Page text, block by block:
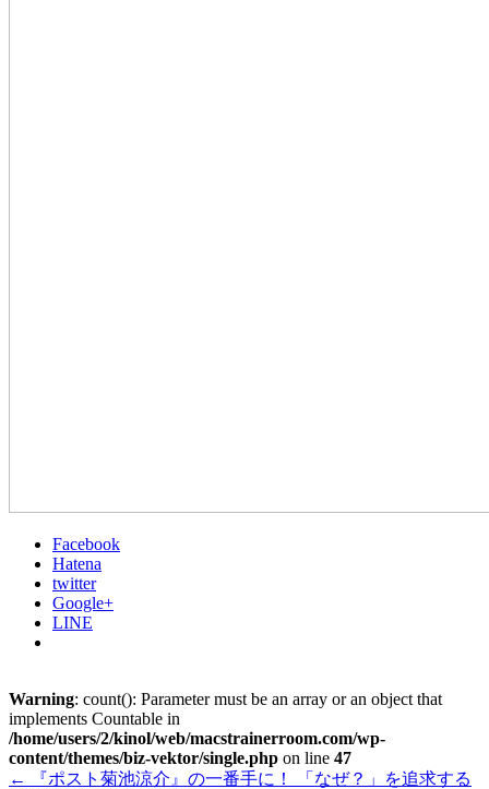
Facebook
Hatena
twitter
Google+
LINE
Warning: count(): Parameter must be an array or an object that
implements Countable in
/home/users/2/kinol/web/macstrainerroom.com/wp-
content/themes/biz-vektor/single.php on line 47
←
『ポスト菊池涼介』の一番手に！ 「なぜ？」を追求する